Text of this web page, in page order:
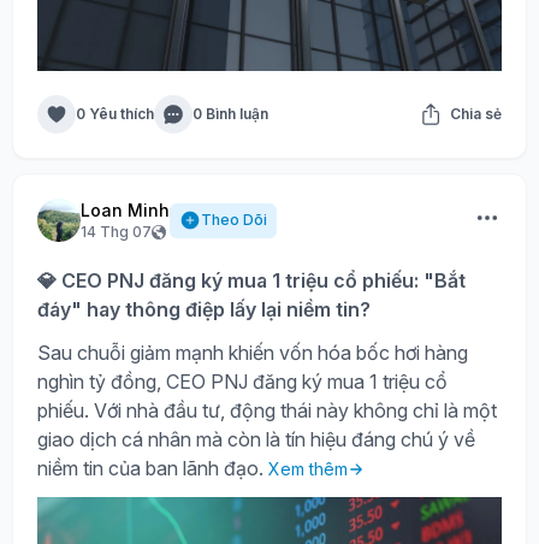
0 Yêu thích 0 Bình luận Chia sẻ
Loan Minh
14 Thg 07
Theo Dõi
💎 CEO PNJ đăng ký mua 1 triệu cổ phiếu: "Bắt
đáy" hay thông điệp lấy lại niềm tin?
Sau chuỗi giảm mạnh khiến vốn hóa bốc hơi hàng
nghìn tỷ đồng, CEO PNJ đăng ký mua 1 triệu cổ
phiếu. Với nhà đầu tư, động thái này không chỉ là một
giao dịch cá nhân mà còn là tín hiệu đáng chú ý về
niềm tin của ban lãnh đạo. Xem thêm